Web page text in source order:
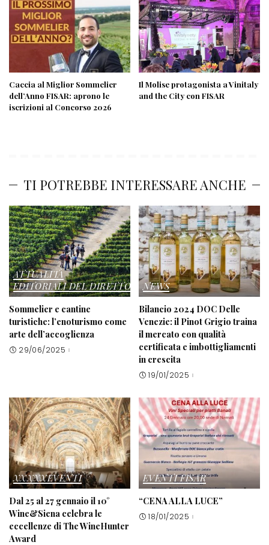
Caccia al Miglior Sommelier
dell’Anno FISAR: aprono le
iscrizioni al Concorso 2026
Il Molise protagonista a Vinitaly
and the City con FISAR
TI POTREBBE INTERESSARE ANCHE
ATTUALITÀ
EDITORIALI DEL DIRETTORE
Sommelier e cantine
turistiche: l’enoturismo come
arte dell’accoglienza
29/06/2025
NEWS
Bilancio 2024 DOC Delle
Venezie: il Pinot Grigio traina
il mercato con qualità
certificata e imbottigliamenti
in crescita
19/01/2025
XXXXXEVENTI
Dal 25 al 27 gennaio il 10°
Wine&Siena celebra le
eccellenze di The WineHunter
Award
EVENTI FISAR
“CENA ALLA LUCE”
18/01/2025